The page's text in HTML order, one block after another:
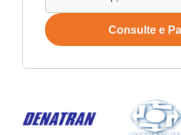
Consulte e